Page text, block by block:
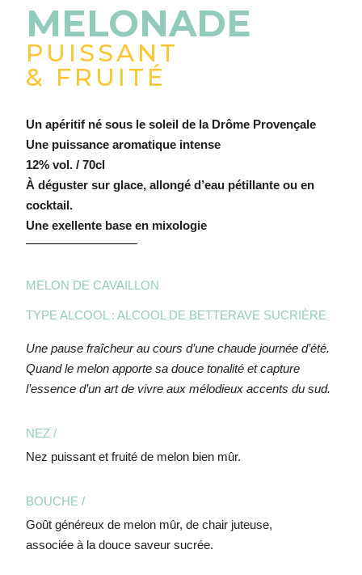
MELONADE
PUISSANT
& FRUITÉ
Un apéritif né sous le soleil de la Drôme Provençale
Une puissance aromatique intense
12% vol. / 70cl
À déguster sur glace, allongé d’eau pétillante ou en
cocktail.
Une exellente base en mixologie
MELON DE CAVAILLON
TYPE ALCOOL : ALCOOL DE BETTERAVE SUCRIÈRE
Une pause fraîcheur au cours d’une chaude journée d’été.
Quand le melon apporte sa douce tonalité et capture
l’essence d’un art de vivre aux mélodieux accents du sud.
NEZ /
Nez puissant et fruité de melon bien mûr.
BOUCHE /
Goût généreux de melon mûr, de chair juteuse,
associée à la douce saveur sucrée.